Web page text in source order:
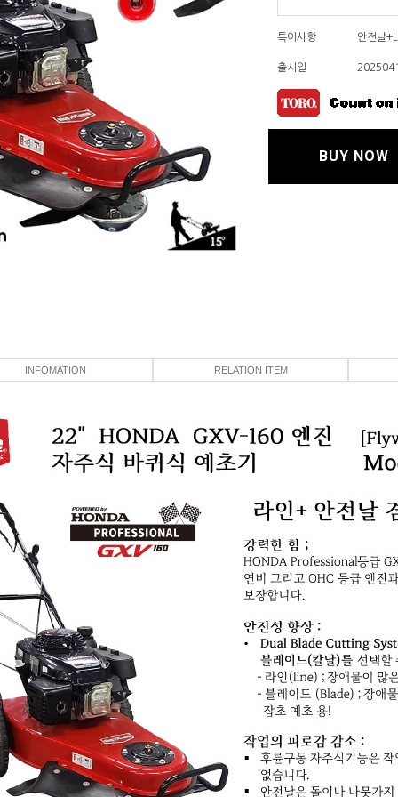
특이사항 안전날
출시일
BUY NOW
INFOMATION RELATION ITEM